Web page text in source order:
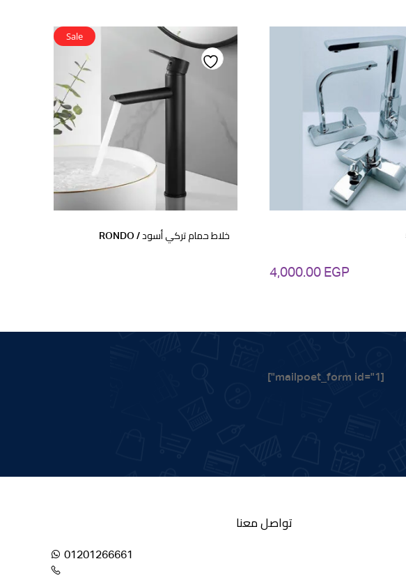
4,000.00 EGP
Sale
خلاط حمام تركي أسود / RONDO
[mailpoet_form id="1"]
تواصل معنا
01201266661